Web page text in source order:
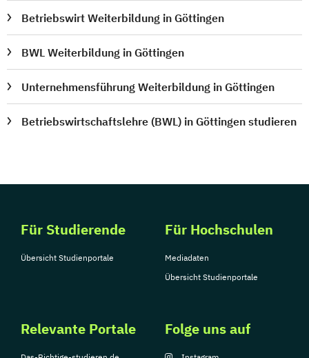
Betriebswirt Weiterbildung in Göttingen
BWL Weiterbildung in Göttingen
Unternehmensführung Weiterbildung in Göttingen
Betriebswirtschaftslehre (BWL) in Göttingen studieren
Für Studierende
Übersicht Studienportale
Für Hochschulen
Mediadaten
Übersicht Studienportale
Relevante Portale Folge uns auf